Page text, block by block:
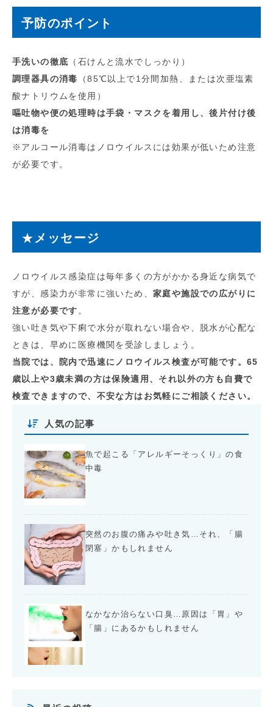
予防のポイント
手洗いの徹底 （石けんと流水でしっかり）
調理器具の消毒
（85℃以上で1分間加熱、または次亜塩素
酸ナトリウムを使用）
嘔吐物や便の処理時は手袋・マスクを着用し、後片付け後
は消毒を
※アルコール消毒はノロウイルスには効果が低いため注意
が必要です。
★メッセージ
ノロウイルス感染症は毎年多くの方がかかる身近な病気で
すが、感染力が非常に強いため、 家庭や施設での広がりに
注意が必要です。
強い吐き気や下痢で水分が取れない場合や、脱水が心配な
ときは、早めに医療機関を受診しましょう。
当院では、院内で迅速にノロウイルス検査が可能です。65
歳以上や3歳未満の方は保険適用、それ以外の方も自費で
検査できますので、不安な方はお気軽にご相談ください。
人気の記事
魚で起こる「アレルギーそっくり」の食
中毒
突然のお腹の痛みや吐き気…それ、「腸
閉塞」かもしれません
なかなか治らない口臭…原因は「胃」や
「腸」にあるかもしれません